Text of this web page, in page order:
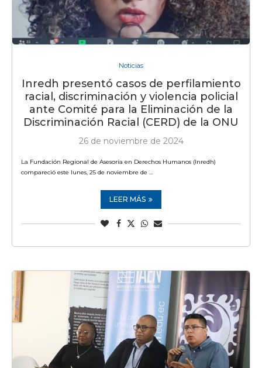
Noticias
Inredh presentó casos de perfilamiento
racial, discriminación y violencia policial
ante Comité para la Eliminación de la
Discriminación Racial (CERD) de la ONU
26 de noviembre de 2024
La Fundación Regional de Asesoría en Derechos Humanos (Inredh)
compareció este lunes, 25 de noviembre de …
LEER MÁS